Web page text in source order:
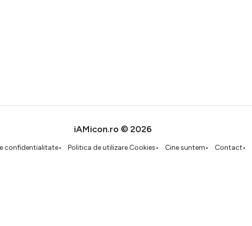
iAMicon.ro © 2026
confidentialitate Politica de utilizare Cookies Cine suntem Contact